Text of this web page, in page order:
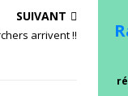
SUIVANT
arrivent !!